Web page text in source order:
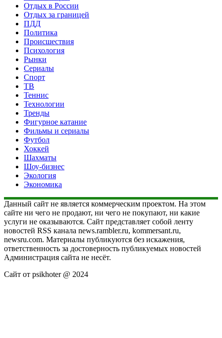
Отдых в России
Отдых за границей
ПДД
Политика
Происшествия
Психология
Рынки
Сериалы
Спорт
ТВ
Теннис
Технологии
Тренды
Фигурное катание
Фильмы и сериалы
Футбол
Хоккей
Шахматы
Шоу-бизнес
Экология
Экономика
Данный сайт не является коммерческим проектом. На этом
сайте ни чего не продают, ни чего не покупают, ни какие
услуги не оказываются. Сайт представляет собой ленту
новостей RSS канала news.rambler.ru, kommersant.ru,
newsru.com. Материалы публикуются без искажения,
ответственность за достоверность публикуемых новостей
Администрация сайта не несёт.
Сайт от psikhoter @ 2024